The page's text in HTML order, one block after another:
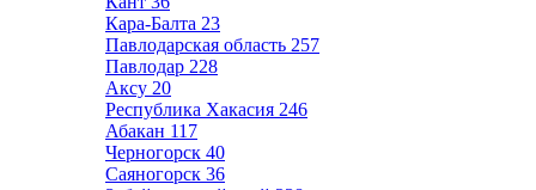
Кара-Балта 23
Павлодарская область 257
Павлодар 228
Аксу 20
Республика Хакасия 246
Абакан 117
Черногорск 40
Саяногорск 36